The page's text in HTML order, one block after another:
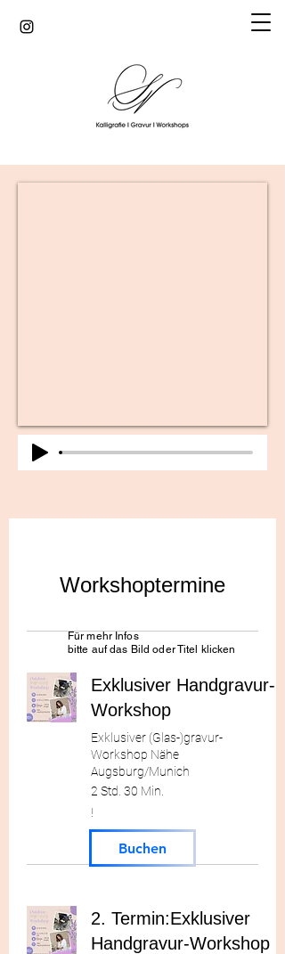
Workshoptermine
Exklusiver Handgravur-
Workshop
Exklusiver (Glas-)gravur-
Workshop Nähe
Augsburg/Munich
2 Std. 30 Min.
!!
2. Termin:Exklusiver
Handgravur-Workshop
Buchen
Für mehr Infos
bitte auf das Bild oder Titel klicken